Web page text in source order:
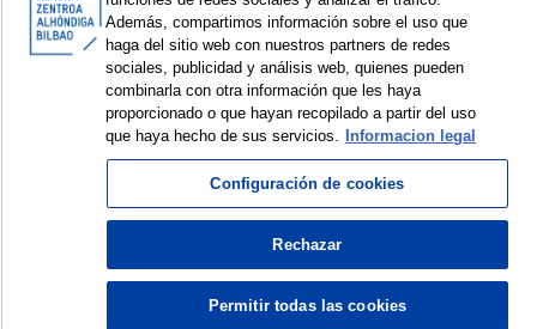
Erakusten diren elementuak: 1 a 1 de 1
© Azkuna Zentroa - Alhóndiga Bilbao
Además, compartimos información sobre el uso que
haga del sitio web con nuestros partners de redes
sociales, publicidad y análisis web, quienes pueden
combinarla con otra información que les haya
proporcionado o que hayan recopilado a partir del uso
que haya hecho de sus servicios.
Informacion legal
Configuración de cookies
Rechazar
Permitir todas las cookies